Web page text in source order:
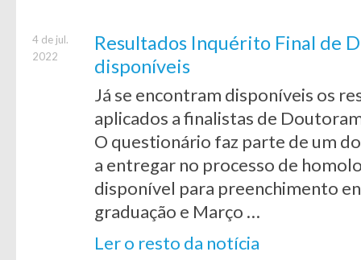
4 de jul.
2022
Resultados Inquérito Final de
disponíveis
Já se encontram disponíveis os
aplicados a finalistas de
O questionário faz parte de um
a entregar no processo de
disponível para preenchimento
graduação e Março …
Ler o resto da notícia